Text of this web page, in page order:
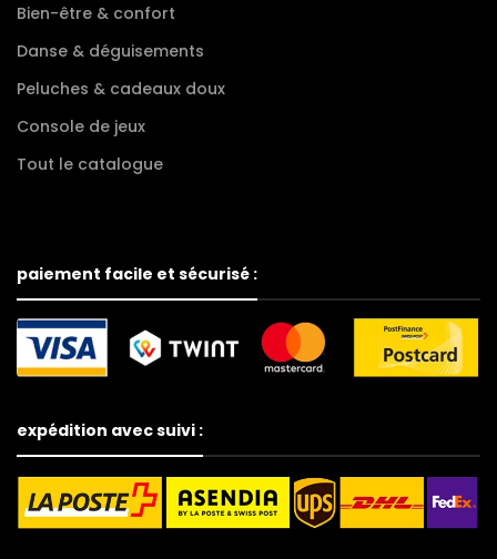
Bien-être & confort
Danse & déguisements
Peluches & cadeaux doux
Console de jeux
Tout le catalogue
paiement facile et sécurisé :
expédition avec suivi :